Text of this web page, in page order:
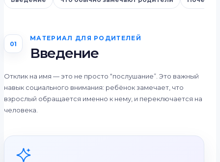
01
МАТЕРИАЛ ДЛЯ РОДИТЕЛЕЙ
Введение
Отклик на имя — это не просто “послушание”. Это важный
навык социального внимания: ребёнок замечает, что
взрослый обращается именно к нему, и переключается на
человека.